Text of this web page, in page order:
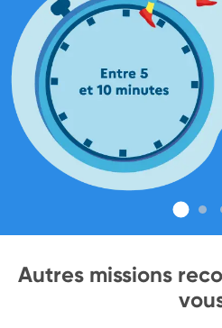
Autres missions